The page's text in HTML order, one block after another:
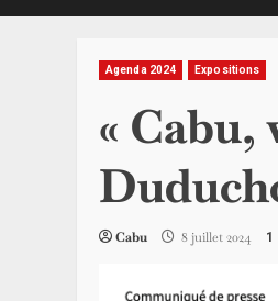
Agenda 2024 Expositions
« Cabu,
Cabu 8 juillet 2024 1